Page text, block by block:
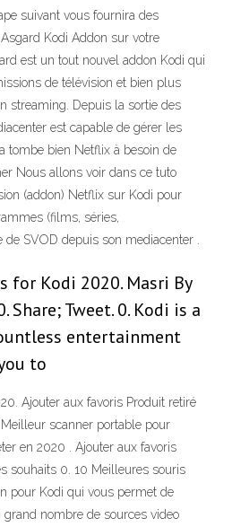
suivant vous fournira des
Kodi Addon sur votre
est un tout nouvel addon Kodi qui
de télévision et bien plus
streaming. Depuis la sortie des
est capable de gérer les
tombe bien Netflix à besoin de
Nous allons voir dans ce tuto
(addon) Netflix sur Kodi pour
(films, séries,
SVOD depuis son mediacenter .
for Kodi 2020. Masri By
Share; Tweet. 0. Kodi is a
entertainment
to
Ajouter aux favoris Produit retiré
scanner portable pour
en 2020 . Ajouter aux favoris
souhaits 0. 10 Meilleures souris
pour Kodi qui vous permet de
nombre de sources video